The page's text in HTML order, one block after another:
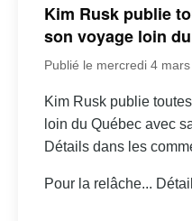
Kim Rusk publie
son voyage loin
Publié le mercredi 4
Kim Rusk publie
loin du Québec avec
Détails dans les
Pour la relâche...